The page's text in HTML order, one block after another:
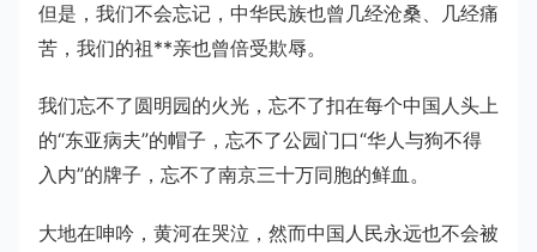
但是，我们不会忘记，中华民族也曾几经沧桑、几经痛
苦，我们的祖**亲也曾倍受欺辱。
我们忘不了圆明园的火光，忘不了扣在每个中国人头上
的“东亚病夫”的帽子，忘不了公园门口“华人与狗不得
入内”的牌子，忘不了南京三十万同胞的鲜血。
大地在呻吟，黄河在哭泣，然而中国人民永远也不会被